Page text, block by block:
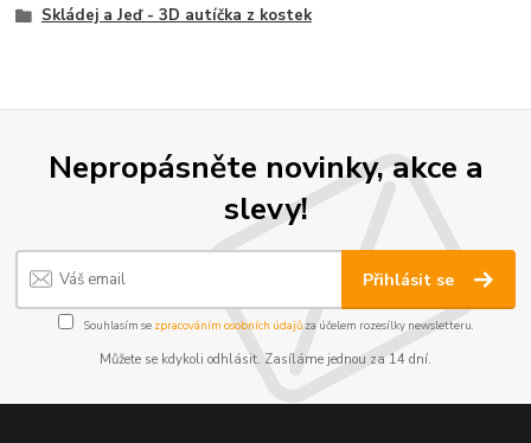
Skládej a Jeď - 3D autíčka z kostek
Nepropásněte novinky, akce a
slevy!
Přihlásit se
Souhlasím se zpracováním osobních údajůza účelem rozesílky newsletteru.
Můžete se kdykoli odhlásit. Zasíláme jednou za 14 dní.